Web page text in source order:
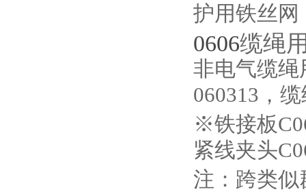
护用铁丝网
0606缆绳
非电气缆绳
060313，
※铁接板
紧线夹头
注：跨类似